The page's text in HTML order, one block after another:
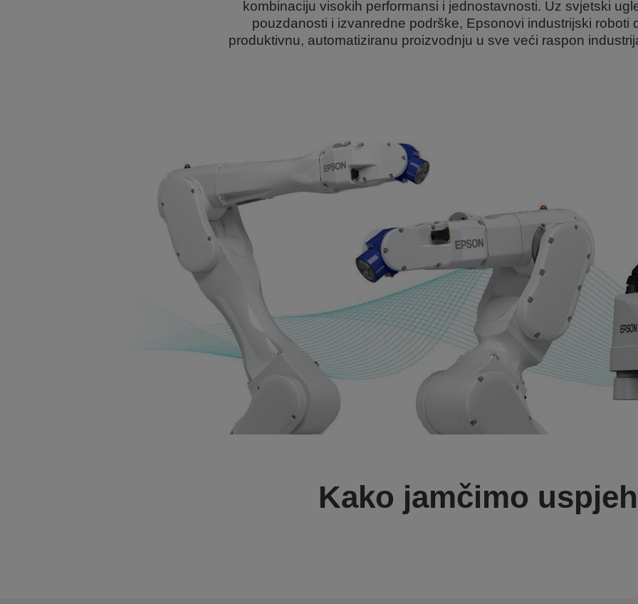
kombinaciju visokih performansi i jednostavnosti. Uz svjetski
pouzdanosti i izvanredne podrške, Epsonovi industrijski roboti
produktivnu, automatiziranu proizvodnju u sve veći raspon
Kako jamčimo uspjeh